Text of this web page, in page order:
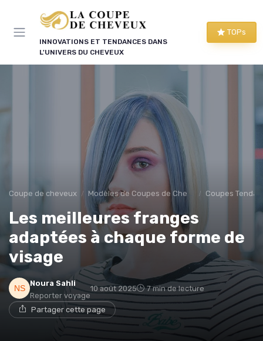
INNOVATIONS ET TENDANCES DANS
L'UNIVERS DU CHEVEUX
TOPs
Coupe de cheveux Modèles de Coupes de Cheveux Coupes
Les meilleures franges
adaptées à chaque forme de
visage
Noura Sahli
Reporter voyage
10 août 2025 7 min de lecture
Partager cette page